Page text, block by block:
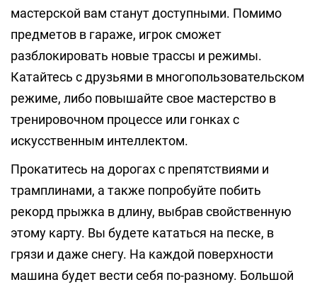
мастерской вам станут доступными. Помимо
предметов в гараже, игрок сможет
разблокировать новые трассы и режимы.
Катайтесь с друзьями в многопользовательском
режиме, либо повышайте свое мастерство в
тренировочном процессе или гонках с
искусственным интеллектом.
Прокатитесь на дорогах с препятствиями и
трамплинами, а также попробуйте побить
рекорд прыжка в длину, выбрав свойственную
этому карту. Вы будете кататься на песке, в
грязи и даже снегу. На каждой поверхности
машина будет вести себя по-разному. Большой